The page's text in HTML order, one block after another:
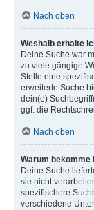
Nach oben
Weshalb erhalte
Deine Suche war
zu viele gängige
Stelle eine
erweiterte Suche
dein(e)
ggf. die
Nach oben
Warum bekomme
Deine Suche
sie nicht
spezifischere
verschiedene